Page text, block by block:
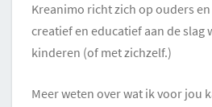
Kreanimo richt zich op ouders
creatief en educatief aan de slag
kinderen (of met zichzelf.)
Meer weten over wat ik voor jou